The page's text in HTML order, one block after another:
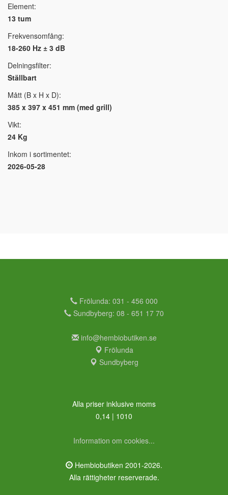
Element:
13 tum
Frekvensomfång:
18-260 Hz ± 3 dB
Delningsfilter:
Ställbart
Mått (B x H x D):
385 x 397 x 451 mm (med grill)
Vikt:
24 Kg
Inkom i sortimentet:
2026-05-28
Frölunda: 031 - 456 000
Sundbyberg: 08 - 651 17 70
info@hembiobutiken.se
Frölunda
Sundbyberg
Alla priser inklusive moms
0,14 | 1010
Information om cookies...
Hembiobutiken 2001-2026.
Alla rättigheter reserverade.